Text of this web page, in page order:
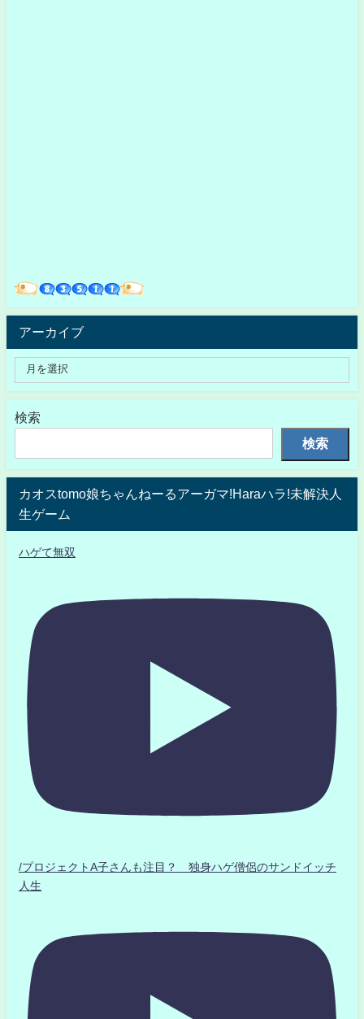
アーカイブ
検索
検索
カオスtomo娘ちゃんねーるアーガマ!Haraハラ!未解決人
生ゲーム
ハゲて無双
/プロジェクトA子さんも注目？ 独身ハゲ僧侶のサンドイッチ
人生